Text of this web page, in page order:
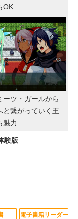
OK
ーツ・ガールから
と繋がっていく王
魅力
験版
電子書籍リーダー